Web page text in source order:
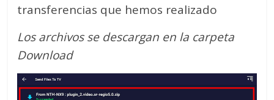
transferencias que hemos realizado
Los archivos se descargan en la carpeta
Download